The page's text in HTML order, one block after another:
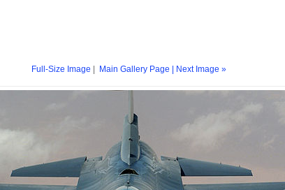
Full-Size Image Main Gallery Page | Next Image »